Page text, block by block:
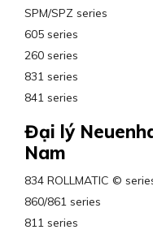
SPM/SPZ series
605 series
260 series
831 series
841 series
Đại lý
Nam
834 ROLLMATIC ©
860/861 series
811 series